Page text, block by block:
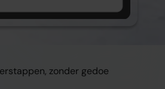
zonder gedoe